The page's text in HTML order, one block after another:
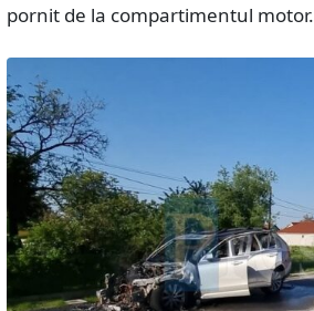
pornit de la compartimentul motor.